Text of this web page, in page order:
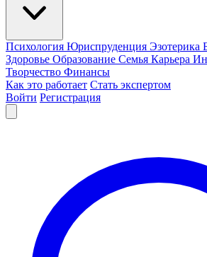
Психология Юриспруденция Эзотерика
Здоровье Образование Семья Карьера
Творчество Финансы
Как это работает Стать экспертом
Войти Регистрация